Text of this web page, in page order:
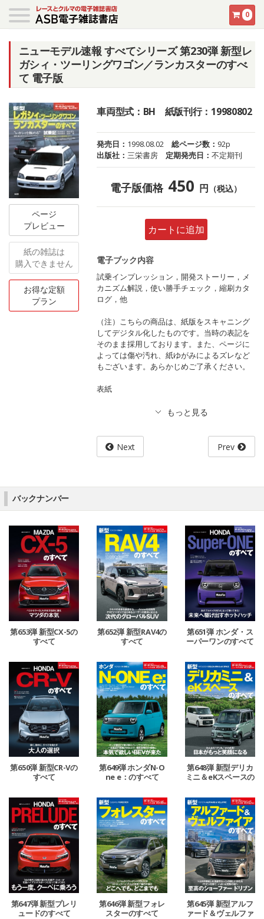
0
ニューモデル速報 すべてシリーズ 第230弾 新型レ
ガシィ・ツーリングワゴン／ランカスターのすべ
て 電子版
ページ
プレビュー
紙の雑誌は
購入できません
お得な定額
プラン
車両型式：BH 紙版刊行：19980802
発売日： 1998.08.02 総ページ数： 92p
出版社：三栄書房 定期発売日：不定期刊
電子版価格 450 円 （税込）
カートに追加
電子ブック内容
試乗インプレッション，開発ストーリー，メ
カニズム解説，使い勝手チェック，縮刷カタ
ログ，他
（注）こちらの商品は、紙版をスキャニング
してデジタル化したものです。当時の表記を
そのまま採用しております。また、ページに
よっては傷や汚れ、紙ゆがみによるズレなど
もございます。あらかじめご了承ください。
表紙
Next Prev
バックナンバー
第653弾 新型CX-5の
すべて
第652弾 新型RAV4の
すべて
第651弾 ホンダ・ス
ーパーワンのすべて
第650弾 新型CR-Vの
すべて
第649弾 ホンダN-O
ne e：のすべて
第648弾 新型デリカ
ミニ＆eKスペースの
第647弾 新型プレリ
ュードのすべて
第646弾 新型フォレ
スターのすべて
第645弾 新型アルフ
ァード＆ヴェルファ